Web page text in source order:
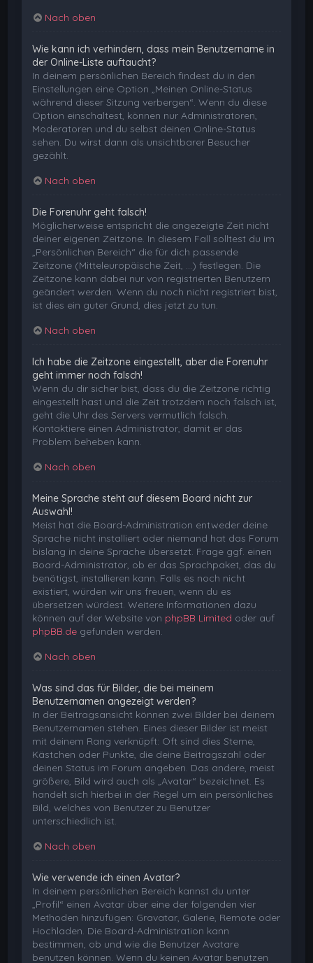
Nach oben
Wie kann ich verhindern, dass mein Benutzername in
der Online-Liste auftaucht?
In deinem persönlichen Bereich findest du in den
Einstellungen eine Option „Meinen Online-Status
während dieser Sitzung verbergen“. Wenn du diese
Option einschaltest, können nur Administratoren,
Moderatoren und du selbst deinen Online-Status
sehen. Du wirst dann als unsichtbarer Besucher
gezählt.
Nach oben
Die Forenuhr geht falsch!
Möglicherweise entspricht die angezeigte Zeit nicht
deiner eigenen Zeitzone. In diesem Fall solltest du im
„Persönlichen Bereich“ die für dich passende
Zeitzone (Mitteleuropäische Zeit, ...) festlegen. Die
Zeitzone kann dabei nur von registrierten Benutzern
geändert werden. Wenn du noch nicht registriert bist,
ist dies ein guter Grund, dies jetzt zu tun.
Nach oben
Ich habe die Zeitzone eingestellt, aber die Forenuhr
geht immer noch falsch!
Wenn du dir sicher bist, dass du die Zeitzone richtig
eingestellt hast und die Zeit trotzdem noch falsch ist,
geht die Uhr des Servers vermutlich falsch.
Kontaktiere einen Administrator, damit er das
Problem beheben kann.
Nach oben
Meine Sprache steht auf diesem Board nicht zur
Auswahl!
Meist hat die Board-Administration entweder deine
Sprache nicht installiert oder niemand hat das Forum
bislang in deine Sprache übersetzt. Frage ggf. einen
Board-Administrator, ob er das Sprachpaket, das du
benötigst, installieren kann. Falls es noch nicht
existiert, würden wir uns freuen, wenn du es
übersetzen würdest. Weitere Informationen dazu
können auf der Website von phpBB Limited oder auf
phpBB.de gefunden werden.
Nach oben
Was sind das für Bilder, die bei meinem
Benutzernamen angezeigt werden?
In der Beitragsansicht können zwei Bilder bei deinem
Benutzernamen stehen. Eines dieser Bilder ist meist
mit deinem Rang verknüpft: Oft sind dies Sterne,
Kästchen oder Punkte, die deine Beitragszahl oder
deinen Status im Forum angeben. Das andere, meist
größere, Bild wird auch als „Avatar“ bezeichnet. Es
handelt sich hierbei in der Regel um ein persönliches
Bild, welches von Benutzer zu Benutzer
unterschiedlich ist.
Nach oben
Wie verwende ich einen Avatar?
In deinem persönlichen Bereich kannst du unter
„Profil“ einen Avatar über eine der folgenden vier
Methoden hinzufügen: Gravatar, Galerie, Remote oder
Hochladen. Die Board-Administration kann
bestimmen, ob und wie die Benutzer Avatare
benutzen können. Wenn du keinen Avatar benutzen